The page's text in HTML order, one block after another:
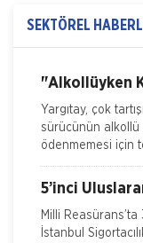
Kasko Hasar
Kaza Tespit
SEKTÖREL
Demirtaş,
"Alkollüyken
Yargıtay, çok
sürücünün alkollü
ödenmemesi için
5’inci
Konferansı
Milli Reasürans’ta
İstanbul